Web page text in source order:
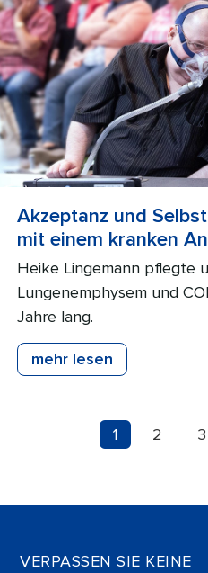
Akzeptanz und
mit einem kranken
Heike Lingemann pflegte
Lungenemphysem und
Jahre lang.
mehr lesen
1 2 3
VERPASSEN SIE KEINE